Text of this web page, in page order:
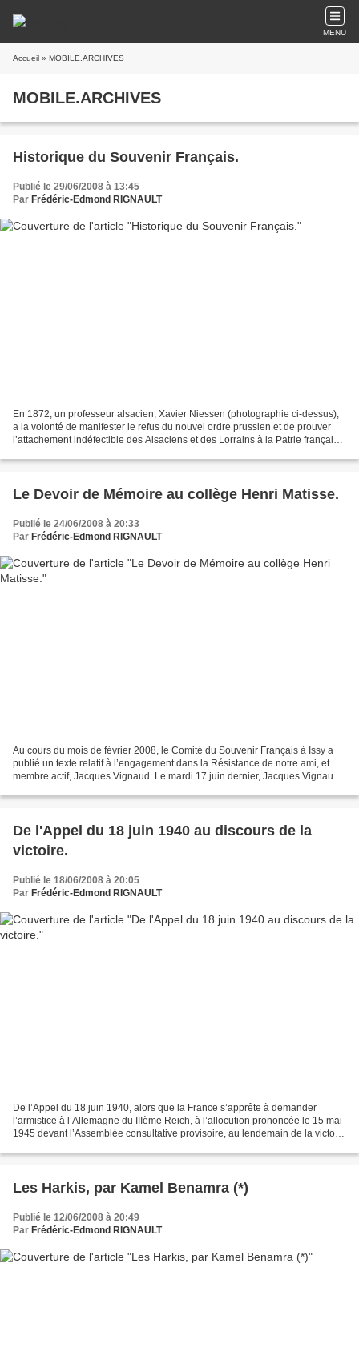
MENU
Accueil » MOBILE.ARCHIVES
MOBILE.ARCHIVES
Historique du Souvenir Français.
Publié le 29/06/2008 à 13:45
Par Frédéric-Edmond RIGNAULT
En 1872, un professeur alsacien, Xavier Niessen (photographie ci-dessus),
a la volonté de manifester le refus du nouvel ordre prussien et de prouver
l’attachement indéfectible des Alsaciens et des Lorrains à la Patrie française
Le Devoir de Mémoire au collège Henri Matisse.
Publié le 24/06/2008 à 20:33
Par Frédéric-Edmond RIGNAULT
Au cours du mois de février 2008, le Comité du Souvenir Français à Issy a
publié un texte relatif à l’engagement dans la Résistance de notre ami, et
membre actif, Jacques Vignaud. Le mardi 17 juin dernier, Jacques Vignaud
De l'Appel du 18 juin 1940 au discours de la
victoire.
Publié le 18/06/2008 à 20:05
Par Frédéric-Edmond RIGNAULT
De l’Appel du 18 juin 1940, alors que la France s’apprête à demander
l’armistice à l’Allemagne du IIIème Reich, à l’allocution prononcée le 15 mai
1945 devant l’Assemblée consultative provisoire, au lendemain de la victoire
Les Harkis, par Kamel Benamra (*)
Publié le 12/06/2008 à 20:49
Par Frédéric-Edmond RIGNAULT